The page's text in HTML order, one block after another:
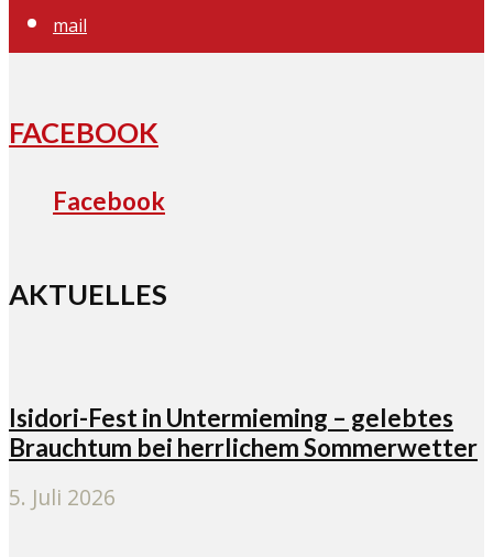
mail
FACEBOOK
Facebook
AKTUELLES
Isidori-Fest in Untermieming – gelebtes
Brauchtum bei herrlichem Sommerwetter
5. Juli 2026